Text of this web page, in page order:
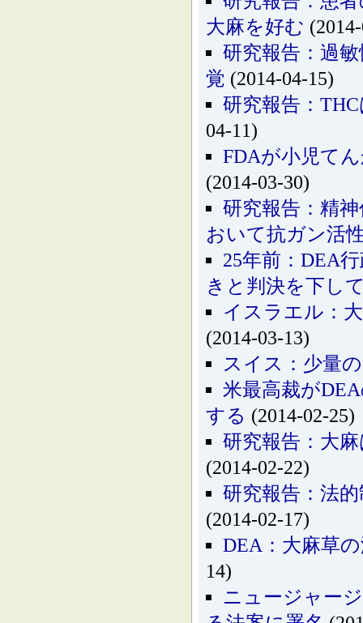
大麻を好む
研究報告：過
覚 (2014-04-15)
研究報告：
04-11)
FDAが小児て
(2014-03-30)
研究報告：精
おいて抗ガン活
25年前：DEA
きと判決を下し
イスラエル：
(2014-03-13)
スイス：少量
米最高裁が
する (2014-02-25)
研究報告：大
(2014-02-22)
研究報告：法
(2014-02-17)
DEA：大麻草
14)
ニュージャー